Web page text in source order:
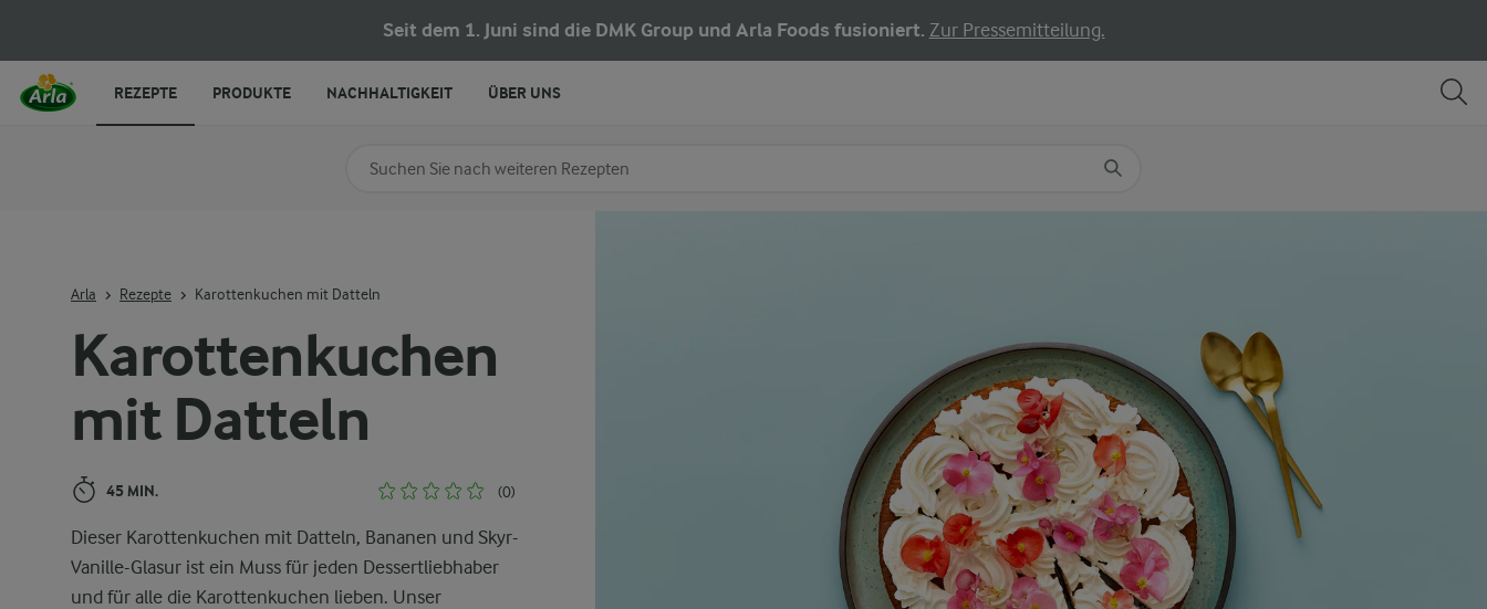
Seit dem 1. Juni sind die DMK Group und Arla Foods fusioniert. Zur Pressemitteilung.
Karottenkuchen
mit Datteln
45 MIN. (0)
Dieser Karottenkuchen mit Datteln, Bananen und Skyr-
Vanille-Glasur ist ein Muss für jeden Dessertliebhaber
und für alle die Karottenkuchen lieben. Unser
Arla Rezepte Karottenkuchen mit Datteln
Nach Kategorie suchen
REZEPTE PRODUKTE NACHHALTIGKEIT ÜBER UNS